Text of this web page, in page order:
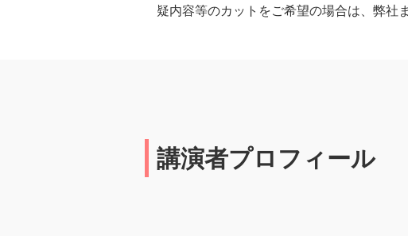
疑内容等のカットをご希望の場合は、弊社
講演者プロフィール